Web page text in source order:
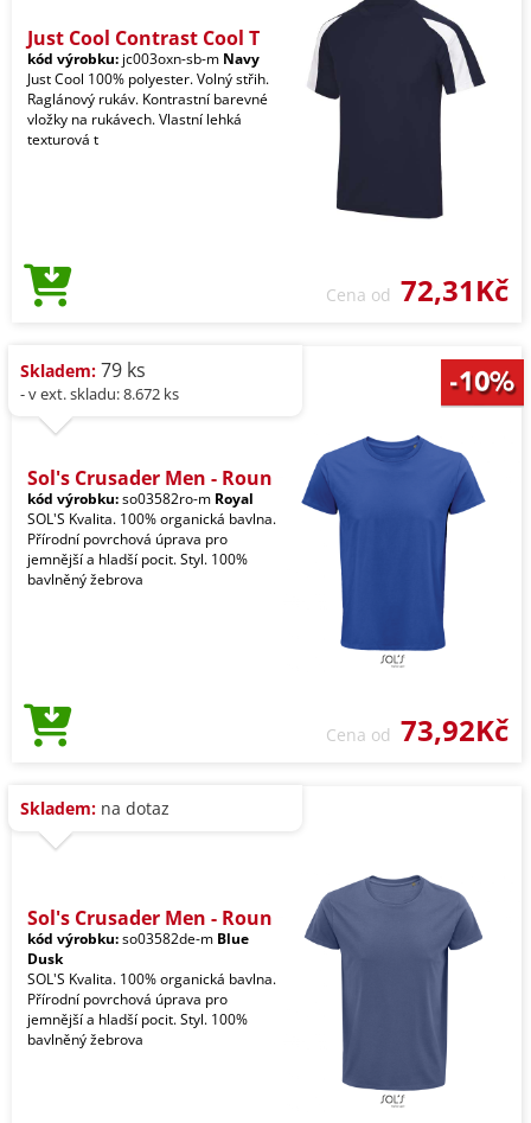
Just Cool Contrast Cool T
kód výrobku: jc003oxn-sb-m Navy
Just Cool 100% polyester. Volný střih.
Raglánový rukáv. Kontrastní barevné
vložky na rukávech. Vlastní lehká
texturová t
Cena od 72,31Kč
Skladem: 79 ks
- v ext. skladu: 8.672 ks
Sol's Crusader Men - Roun
kód výrobku:so03582ro-m Royal
SOL'S Kvalita. 100% organická bavlna.
Přírodní povrchová úprava pro
jemnější a hladší pocit. Styl. 100%
bavlněný žebrova
Cena od 73,92Kč
Skladem: na dotaz
Sol's Crusader Men - Roun
kód výrobku:so03582de-m Blue
Dusk
SOL'S Kvalita. 100% organická bavlna.
Přírodní povrchová úprava pro
jemnější a hladší pocit. Styl. 100%
bavlněný žebrova